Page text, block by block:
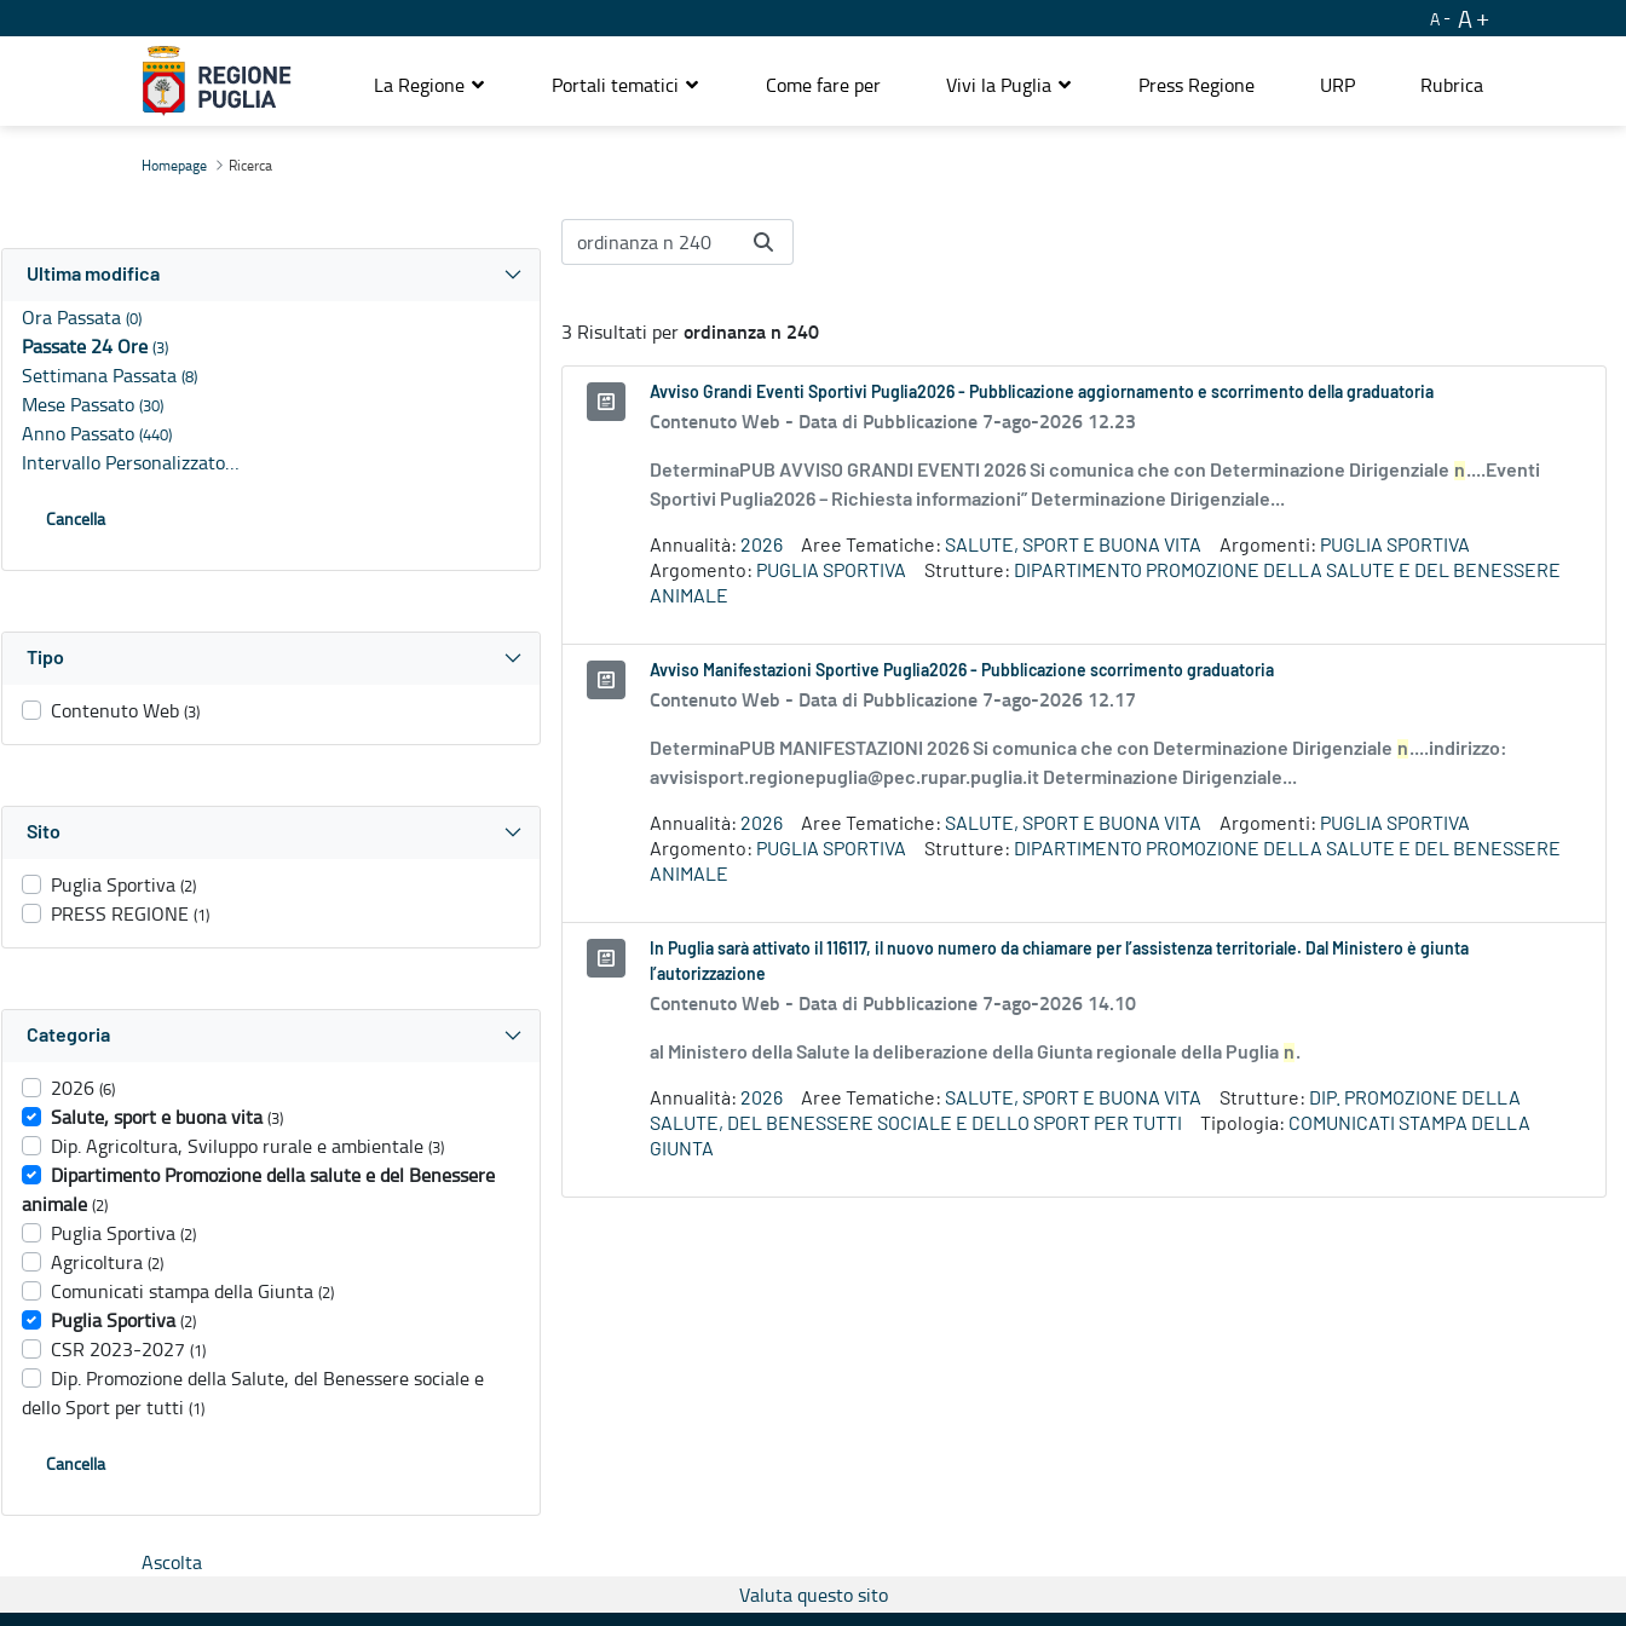
A A
La Regione Portali tematici Come fare per Vivi la Puglia Press Regione URP Rubrica
Homepage Ricerca
Ultima modifica
Ora Passata (0)
Passate 24 Ore (3)
Settimana Passata (8)
Mese Passato (30)
Anno Passato (440)
Intervallo Personalizzato…
Cancella
Tipo
Contenuto Web (3)
Sito
Puglia Sportiva (2)
PRESS REGIONE (1)
Categoria
2026 (6)
Salute, sport e buona vita (3)
Dip. Agricoltura, Sviluppo rurale e ambientale (3)
Dipartimento Promozione della salute e del Benessere
animale (2)
Puglia Sportiva (2)
Agricoltura (2)
Comunicati stampa della Giunta (2)
Puglia Sportiva (2)
CSR 2023-2027 (1)
Dip. Promozione della Salute, del Benessere sociale e
dello Sport per tutti (1)
Cancella
3 Risultati perordinanza n 240
Avviso Grandi Eventi Sportivi Puglia2026 - Pubblicazione aggiornamento e scorrimento della graduatoria
Contenuto Web - Data di Pubblicazione 7-ago-2026 12.23
DeterminaPUB AVVISO GRANDI EVENTI 2026 Si comunica che con Determinazione Dirigenziale n....Eventi
Sportivi Puglia2026 – Richiesta informazioni” Determinazione Dirigenziale...
Annualità: 2026 Aree Tematiche: SALUTE, SPORT E BUONA VITA Argomenti: PUGLIA SPORTIVA
Argomento: PUGLIA SPORTIVA Strutture: DIPARTIMENTO PROMOZIONE DELLA SALUTE E DEL BENESSERE
ANIMALE
Avviso Manifestazioni Sportive Puglia2026 - Pubblicazione scorrimento graduatoria
Contenuto Web - Data di Pubblicazione 7-ago-2026 12.17
DeterminaPUB MANIFESTAZIONI 2026 Si comunica che con Determinazione Dirigenziale n....indirizzo:
avvisisport.regionepuglia@pec.rupar.puglia.it Determinazione Dirigenziale...
Annualità: 2026 Aree Tematiche: SALUTE, SPORT E BUONA VITA Argomenti: PUGLIA SPORTIVA
Argomento: PUGLIA SPORTIVA Strutture: DIPARTIMENTO PROMOZIONE DELLA SALUTE E DEL BENESSERE
ANIMALE
In Puglia sarà attivato il 116117, il nuovo numero da chiamare per l’assistenza territoriale. Dal Ministero è giunta
l’autorizzazione
Contenuto Web - Data di Pubblicazione 7-ago-2026 14.10
al Ministero della Salute la deliberazione della Giunta regionale della Puglia n.
Annualità: 2026 Aree Tematiche: SALUTE, SPORT E BUONA VITA Strutture: DIP. PROMOZIONE DELLA
SALUTE, DEL BENESSERE SOCIALE E DELLO SPORT PER TUTTI
Tipologia: COMUNICATI STAMPA DELLA
GIUNTA
Ascolta
Valuta questo sito